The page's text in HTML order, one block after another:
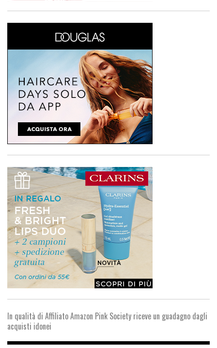
In qualità di Affiliato Amazon Pink Society riceve un guadagno dagli
acquisti idonei